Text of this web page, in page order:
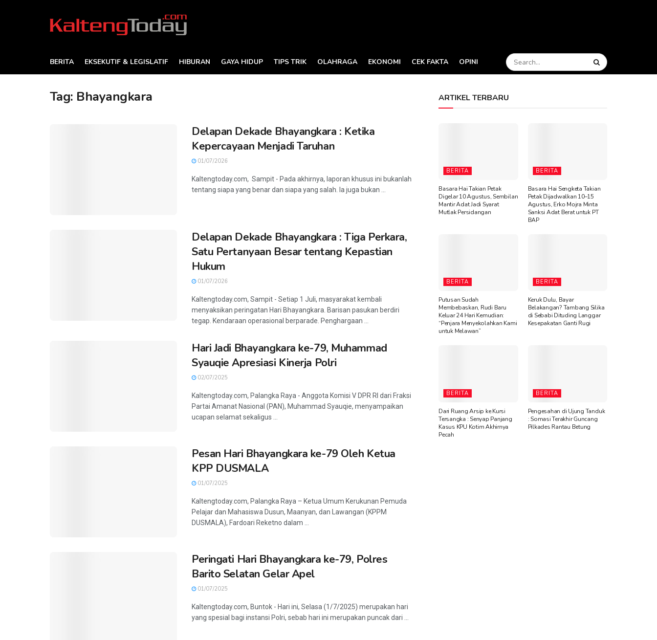
BERITA EKSEKUTIF & LEGISLATIF HIBURAN GAYA HIDUP TIPS TRIK OLAHRAGA EKONOMI CEK FAKTA OPINI
Tag: Bhayangkara
Delapan Dekade Bhayangkara : Ketika
Kepercayaan Menjadi Taruhan
01/07/2026
Kaltengtoday.com, Sampit - Pada akhirnya, laporan khusus ini bukanlah
tentang siapa yang benar dan siapa yang salah. Ia juga bukan ...
Delapan Dekade Bhayangkara : Tiga Perkara,
Satu Pertanyaan Besar tentang Kepastian
Hukum
01/07/2026
Kaltengtoday.com, Sampit - Setiap 1 Juli, masyarakat kembali
menyaksikan peringatan Hari Bhayangkara. Barisan pasukan berdiri
tegap. Kendaraan operasional berparade. Penghargaan ...
Hari Jadi Bhayangkara ke-79, Muhammad
Syauqie Apresiasi Kinerja Polri
02/07/2025
Kaltengtoday.com, Palangka Raya - Anggota Komisi V DPR RI dari Fraksi
Partai Amanat Nasional (PAN), Muhammad Syauqie, menyampaikan
ucapan selamat sekaligus ...
Pesan Hari Bhayangkara ke-79 Oleh Ketua
KPP DUSMALA
01/07/2025
Kaltengtoday.com, Palangka Raya – Ketua Umum Kerukunan Pemuda
Pelajar dan Mahasiswa Dusun, Maanyan, dan Lawangan (KPPM
DUSMALA), Fardoari Reketno dalam ...
Peringati Hari Bhayangkara ke-79, Polres
Barito Selatan Gelar Apel
01/07/2025
Kaltengtoday.com, Buntok - Hari ini, Selasa (1/7/2025) merupakan hari
yang spesial bagi instansi Polri, sebab hari ini merupakan puncak dari ...
ARTIKEL TERBARU
BERITA
Basara Hai Takian Petak
Digelar 10 Agustus, Sembilan
Mantir Adat Jadi Syarat
Mutlak Persidangan
BERITA
Basara Hai Sengketa Takian
Petak Dijadwalkan 10–15
Agustus, Erko Mojra Minta
Sanksi Adat Berat untuk PT
BAP
BERITA
Putusan Sudah
Membebaskan, Rudi Baru
Keluar 24 Hari Kemudian:
“Penjara Menyekolahkan Kami
untuk Melawan”
BERITA
Keruk Dulu, Bayar
Belakangan? Tambang Silika
di Sebabi Dituding Langgar
Kesepakatan Ganti Rugi
BERITA
Dari Ruang Arsip ke Kursi
Tersangka : Senyap Panjang
Kasus KPU Kotim Akhirnya
Pecah
BERITA
Pengesahan di Ujung Tanduk
: Somasi Terakhir Guncang
Pilkades Rantau Betung